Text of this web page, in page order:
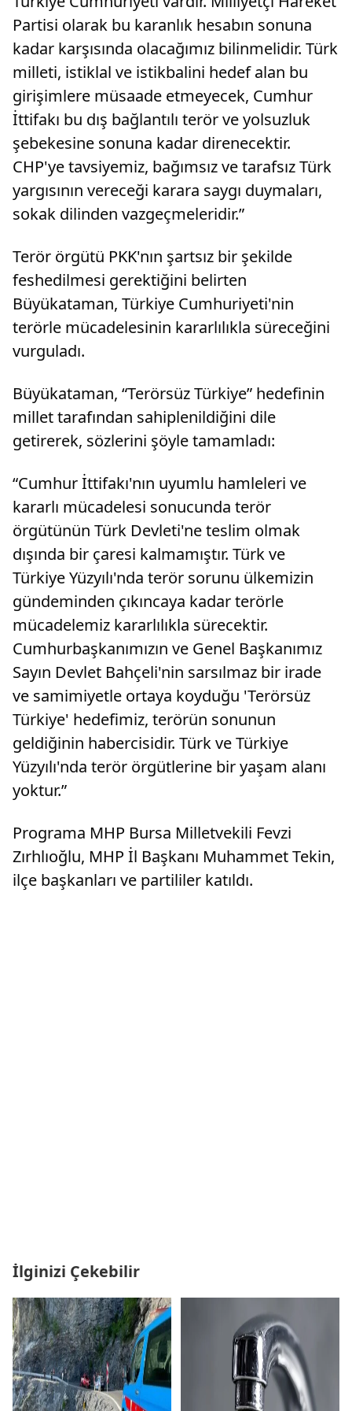
Partisi olarak bu karanlık hesabın sonuna
kadar karşısında olacağımız bilinmelidir. Türk
milleti, istiklal ve istikbalini hedef alan bu
girişimlere müsaade etmeyecek, Cumhur
İttifakı bu dış bağlantılı terör ve yolsuzluk
şebekesine sonuna kadar direnecektir.
CHP'ye tavsiyemiz, bağımsız ve tarafsız Türk
yargısının vereceği karara saygı duymaları,
sokak dilinden vazgeçmeleridir.”
Terör örgütü PKK'nın şartsız bir şekilde
feshedilmesi gerektiğini belirten
Büyükataman, Türkiye Cumhuriyeti'nin
terörle mücadelesinin kararlılıkla süreceğini
vurguladı.
Büyükataman, “Terörsüz Türkiye” hedefinin
millet tarafından sahiplenildiğini dile
getirerek, sözlerini şöyle tamamladı:
“Cumhur İttifakı'nın uyumlu hamleleri ve
kararlı mücadelesi sonucunda terör
örgütünün Türk Devleti'ne teslim olmak
dışında bir çaresi kalmamıştır. Türk ve
Türkiye Yüzyılı'nda terör sorunu ülkemizin
gündeminden çıkıncaya kadar terörle
mücadelemiz kararlılıkla sürecektir.
Cumhurbaşkanımızın ve Genel Başkanımız
Sayın Devlet Bahçeli'nin sarsılmaz bir irade
ve samimiyetle ortaya koyduğu 'Terörsüz
Türkiye' hedefimiz, terörün sonunun
geldiğinin habercisidir. Türk ve Türkiye
Yüzyılı'nda terör örgütlerine bir yaşam alanı
yoktur.”
Programa MHP Bursa Milletvekili Fevzi
Zırhlıoğlu, MHP İl Başkanı Muhammet Tekin,
ilçe başkanları ve partililer katıldı.
İlginizi Çekebilir